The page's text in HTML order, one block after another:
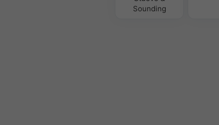
Sounding